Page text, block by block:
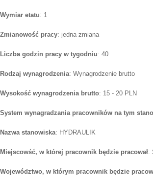
Wymiar etatu: 1
Zmianowość pracy: jedna zmiana
Liczba godzin pracy w tygodniu: 40
Rodzaj wynagrodzenia: Wynagrodzenie brutto
Wysokość wynagrodzenia brutto: 15 - 20 PLN
System wynagradzania pracowników na tym
Nazwa stanowiska: HYDRAULIK
Miejscowść, w której pracownik będzie pracował:
Województwo, w którym pracownik będzie